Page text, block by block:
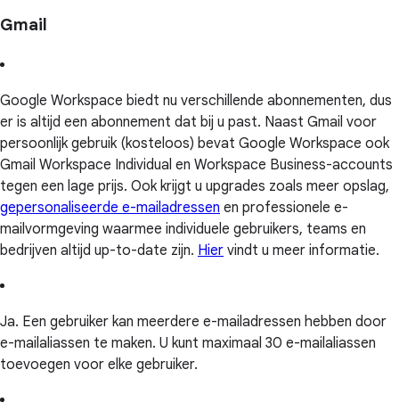
Gmail
Google Workspace biedt nu verschillende abonnementen, dus
er is altijd een abonnement dat bij u past. Naast Gmail voor
persoonlijk gebruik (kosteloos) bevat Google Workspace ook
Gmail Workspace Individual en Workspace Business-accounts
tegen een lage prijs. Ook krijgt u upgrades zoals meer opslag,
gepersonaliseerde e-mailadressen en professionele e-
mailvormgeving waarmee individuele gebruikers, teams en
bedrijven altijd up-to-date zijn. Hier vindt u meer informatie.
Ja. Een gebruiker kan meerdere e-mailadressen hebben door
e-mailaliassen te maken. U kunt maximaal 30 e-mailaliassen
toevoegen voor elke gebruiker.